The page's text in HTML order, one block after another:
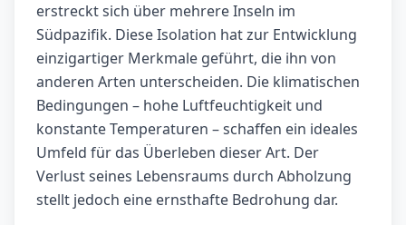
erstreckt sich über mehrere Inseln im
Südpazifik. Diese Isolation hat zur Entwicklung
einzigartiger Merkmale geführt, die ihn von
anderen Arten unterscheiden. Die klimatischen
Bedingungen – hohe Luftfeuchtigkeit und
konstante Temperaturen – schaffen ein ideales
Umfeld für das Überleben dieser Art. Der
Verlust seines Lebensraums durch Abholzung
stellt jedoch eine ernsthafte Bedrohung dar.